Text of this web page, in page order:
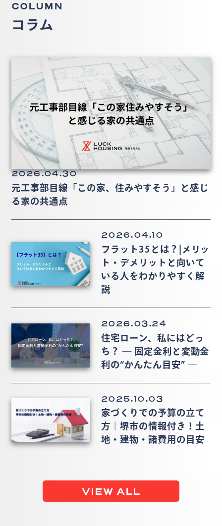
COLUMN
コラム
2026.04.30
元工事部目線「この家、住みやすそう」と感じ
る家の共通点
2026.04.10
フラット35とは？|メリッ
ト・デメリットと向いて
いる人をわかりやすく解
説
2026.03.24
住宅ローン、私にはどっ
ち？ ― 固定金利と変動金
利の“かんたん目安” ―
2025.10.03
家づくりでの予算の立て
方｜堺市の情報付き！土
地・建物・諸費用の目安
VIEW ALL